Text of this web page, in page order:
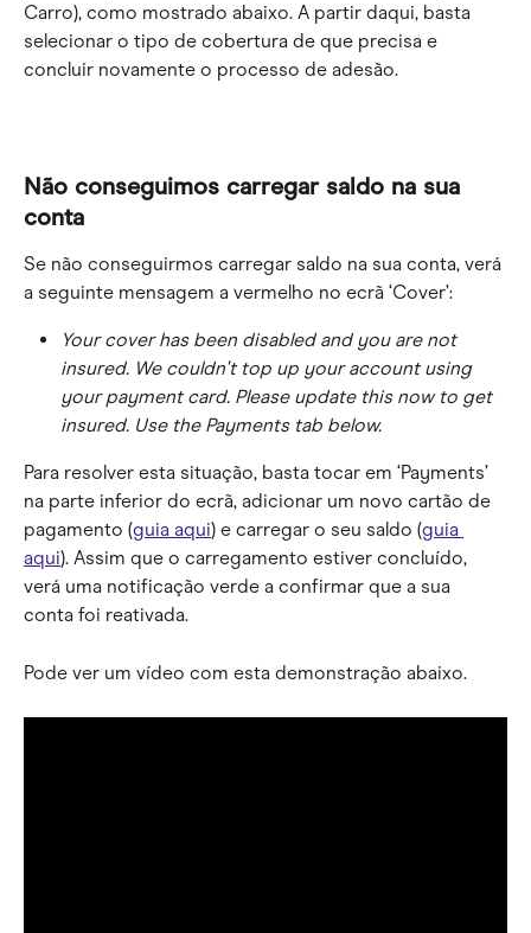
Carro), como mostrado abaixo. A partir daqui, basta
selecionar o tipo de cobertura de que precisa e
concluir novamente o processo de adesão.
Não conseguimos carregar saldo na sua
conta
Se não conseguirmos carregar saldo na sua conta, verá
a seguinte mensagem a vermelho no ecrã ‘Cover’:
Your cover has been disabled and you are not
insured. We couldn't top up your account using
your payment card. Please update this now to get
insured. Use the Payments tab below.
Para resolver esta situação, basta tocar em ‘Payments’
na parte inferior do ecrã, adicionar um novo cartão de
pagamento (guia aqui) e carregar o seu saldo (guia
aqui). Assim que o carregamento estiver concluído,
verá uma notificação verde a confirmar que a sua
conta foi reativada.
Pode ver um vídeo com esta demonstração abaixo.